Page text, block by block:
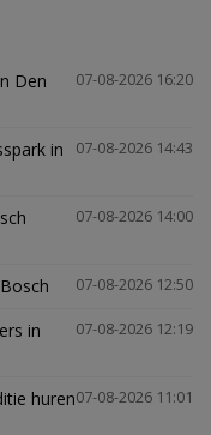
07-08-2026 16:20
Den
07-08-2026 14:43
in
07-08-2026 14:00
07-08-2026 12:50
07-08-2026 12:19
in
07-08-2026 11:01
huren